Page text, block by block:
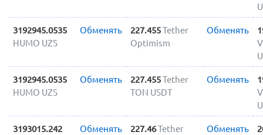
3192945.0535
HUMO UZS
Обменять 227.455Tether
Optimism
Обменять
3192945.0535
HUMO UZS
Обменять 227.455Tether
TON USDT
Обменять
3193015.242
Обменять 227.46Tether
Обменять